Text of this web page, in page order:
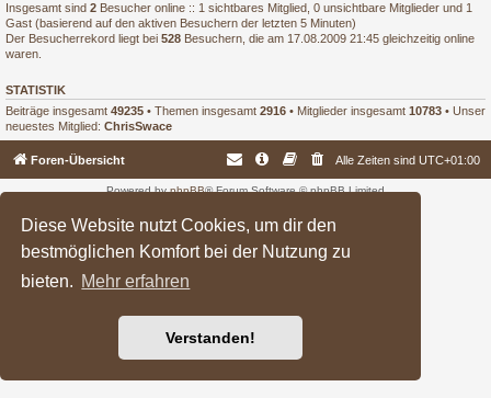
Diese Website nutzt Cookies, um dir den
bestmöglichen Komfort bei der Nutzung zu
bieten. Mehr erfahren
Verstanden!
Insgesamt sind 2 Besucher online :: 1 sichtbares Mitglied, 0 unsichtbare Mitglieder und 1
Gast (basierend auf den aktiven Besuchern der letzten 5 Minuten)
Der Besucherrekord liegt bei 528 Besuchern, die am 17.08.2009 21:45 gleichzeitig online
waren.
STATISTIK
Beiträge insgesamt 49235 • Themen insgesamt 2916 • Mitglieder insgesamt 10783 • Unser
neuestes Mitglied: ChrisSwace
Foren-Übersicht Alle Zeiten sind UTC+01:00
Powered byphpBB® Forum Software © phpBB Limited